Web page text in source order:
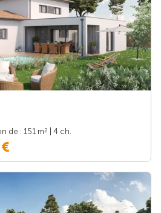
de : 151 m2
| 4 ch.